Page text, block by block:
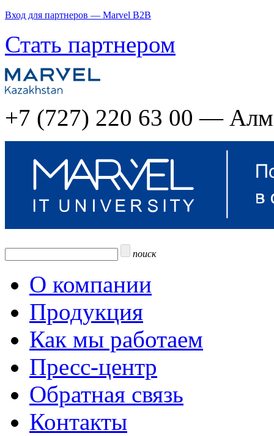
Вход для партнеров — Marvel B2B
Стать партнером
+7 (727) 220 63 00 —
поиск
О компании
Продукция
Как мы работаем
Пресс-центр
Обратная связь
Контакты